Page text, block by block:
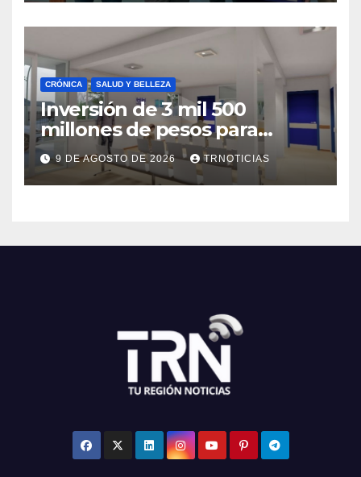
CRÓNICA SALUD Y BELLEZA
Inversión de 3 mil 500
millones de pesos para
mejorar el Cesfam
Astaburuaga
9 DE AGOSTO DE 2026 TRNOTICIAS